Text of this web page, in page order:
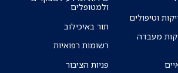
וטיפולים
מעבדה
ולמטופלים
תור באיכילוב
רשומות רפואיות
פניות הציבור